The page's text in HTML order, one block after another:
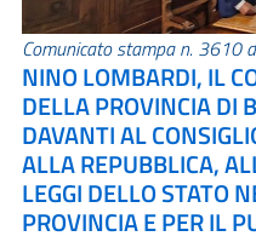
Comunicato stampa n.
NINO LOMBARDI, IL
DELLA PROVINCIA DI
DAVANTI AL
ALLA REPUBBLICA,
LEGGI DELLO STATO
PROVINCIA E PER IL